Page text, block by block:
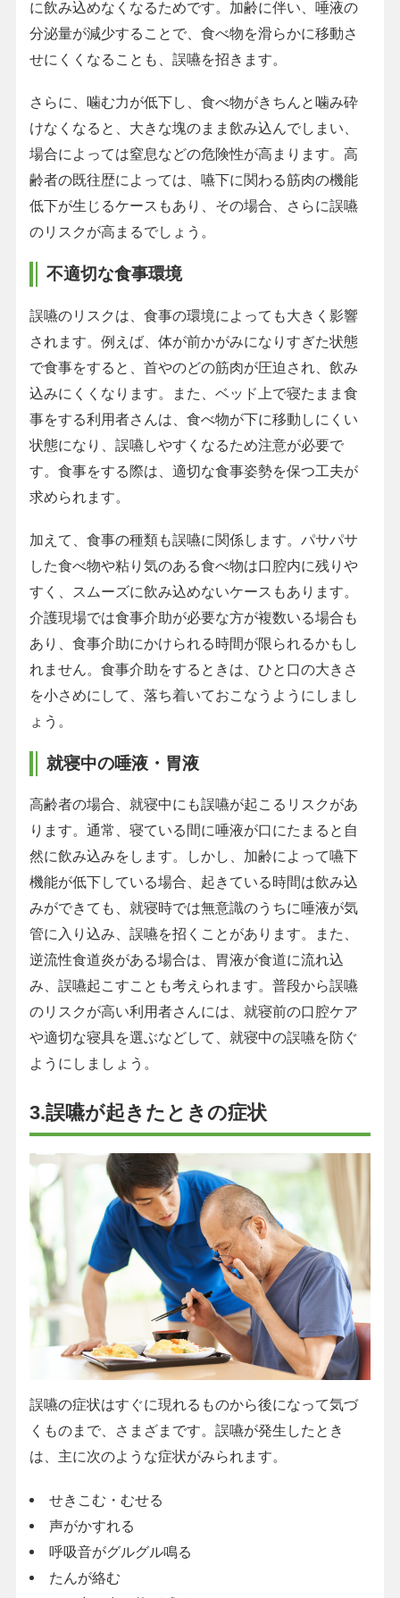
に飲み込めなくなるためです。加齢に伴い、唾液の
分泌量が減少することで、食べ物を滑らかに移動さ
せにくくなることも、誤嚥を招きます。
さらに、噛む力が低下し、食べ物がきちんと噛み砕
けなくなると、大きな塊のまま飲み込んでしまい、
場合によっては窒息などの危険性が高まります。高
齢者の既往歴によっては、嚥下に関わる筋肉の機能
低下が生じるケースもあり、その場合、さらに誤嚥
のリスクが高まるでしょう。
不適切な食事環境
誤嚥のリスクは、食事の環境によっても大きく影響
されます。例えば、体が前かがみになりすぎた状態
で食事をすると、首やのどの筋肉が圧迫され、飲み
込みにくくなります。また、ベッド上で寝たまま食
事をする利用者さんは、食べ物が下に移動しにくい
状態になり、誤嚥しやすくなるため注意が必要で
す。食事をする際は、適切な食事姿勢を保つ工夫が
求められます。
加えて、食事の種類も誤嚥に関係します。パサパサ
した食べ物や粘り気のある食べ物は口腔内に残りや
すく、スムーズに飲み込めないケースもあります。
介護現場では食事介助が必要な方が複数いる場合も
あり、食事介助にかけられる時間が限られるかもし
れません。食事介助をするときは、ひと口の大きさ
を小さめにして、落ち着いておこなうようにしまし
ょう。
就寝中の唾液・胃液
高齢者の場合、就寝中にも誤嚥が起こるリスクがあ
ります。通常、寝ている間に唾液が口にたまると自
然に飲み込みをします。しかし、加齢によって嚥下
機能が低下している場合、起きている時間は飲み込
みができても、就寝時では無意識のうちに唾液が気
管に入り込み、誤嚥を招くことがあります。また、
逆流性食道炎がある場合は、胃液が食道に流れ込
み、誤嚥起こすことも考えられます。普段から誤嚥
のリスクが高い利用者さんには、就寝前の口腔ケア
や適切な寝具を選ぶなどして、就寝中の誤嚥を防ぐ
ようにしましょう。
3.誤嚥が起きたときの症状
誤嚥の症状はすぐに現れるものから後になって気づ
くものまで、さまざまです。誤嚥が発生したとき
は、主に次のような症状がみられます。
せきこむ・むせる
声がかすれる
呼吸音がグルグル鳴る
たんが絡む